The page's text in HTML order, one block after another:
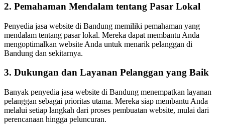
2. Pemahaman Mendalam tentang Pasar Lokal
Penyedia jasa website di Bandung memiliki pemahaman yang
mendalam tentang pasar lokal. Mereka dapat membantu Anda
mengoptimalkan website Anda untuk menarik pelanggan di
Bandung dan sekitarnya.
3. Dukungan dan Layanan Pelanggan yang Baik
Banyak penyedia jasa website di Bandung menempatkan layanan
pelanggan sebagai prioritas utama. Mereka siap membantu Anda
melalui setiap langkah dari proses pembuatan website, mulai dari
perencanaan hingga peluncuran.